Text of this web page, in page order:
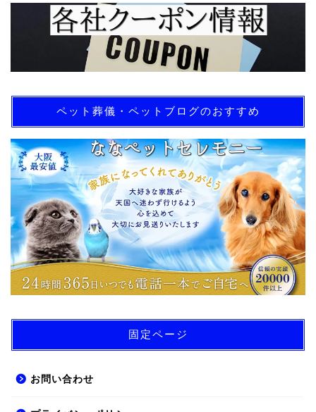
ペット葬儀・ペットブログのおすすめ
固定ページ
お問い合わせ